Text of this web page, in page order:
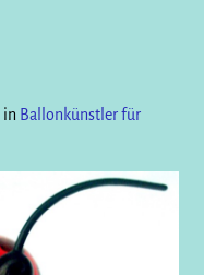
in Ballonkünstler für